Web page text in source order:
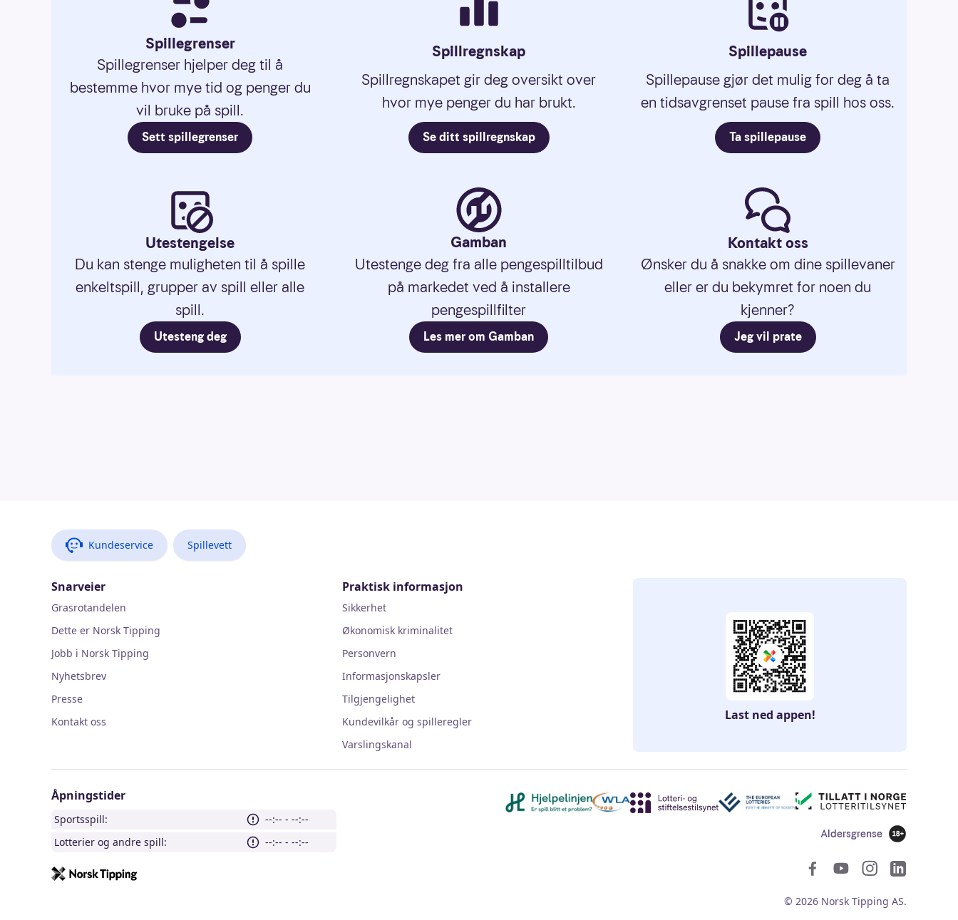
Spillegrenser
Spillegrenser hjelper deg til å
bestemme hvor mye tid og penger du
vil bruke på spill.
Sett spillegrenser
Spillregnskap
Spillregnskapet gir deg oversikt over
hvor mye penger du har brukt.
Se ditt spillregnskap
Spillepause
Spillepause gjør det mulig for deg å ta
en tidsavgrenset pause fra spill hos oss.
Ta spillepause
Utestengelse
Du kan stenge muligheten til å spille
enkeltspill, grupper av spill eller alle
spill.
Utesteng deg
Gamban
Utestenge deg fra alle pengespilltilbud
på markedet ved å installere
pengespillfilter
Les mer om Gamban
Kontakt oss
Ønsker du å snakke om dine spillevaner
eller er du bekymret for noen du
kjenner?
Jeg vil prate
Kundeservice Spillevett
Snarveier
Grasrotandelen
Dette er Norsk Tipping
Jobb i Norsk Tipping
Nyhetsbrev
Presse
Kontakt oss
Praktisk informasjon
Sikkerhet
Økonomisk kriminalitet
Personvern
Informasjonskapsler
Tilgjengelighet
Kundevilkår og spilleregler
Varslingskanal
Last ned appen!
Åpningstider
Sportsspill:
--:-- - --:--
Lotterier og andre spill:
--:-- - --:--
Aldersgrense
18 år
© 2026 Norsk Tipping AS.